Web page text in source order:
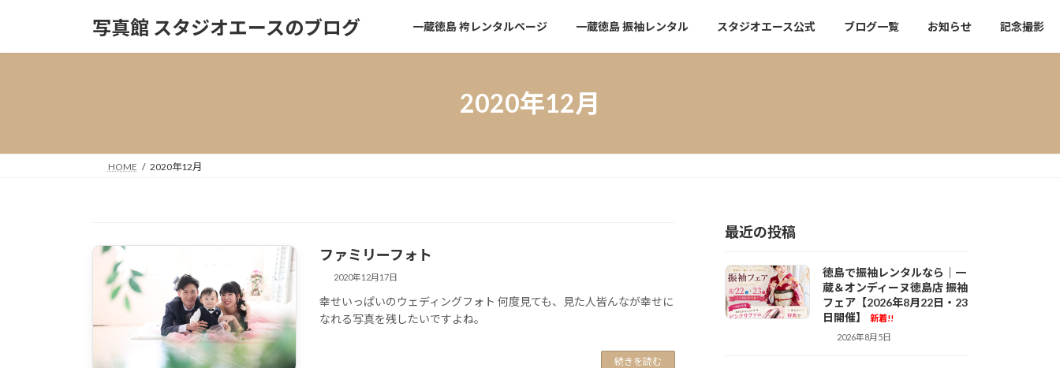
写真館 スタジオエースのブログ 一蔵徳島 袴レンタルページ 一蔵徳島 振袖レンタル スタジオエース公式 ブログ一覧 お知らせ 記念撮影
2020年12月
HOME 2020年12月
ファミリーフォト
2020年12月17日
幸せいっぱいのウェディングフォト 何度見ても、見た人皆んなが幸せに
なれる写真を残したいですよね。
続きを読む
最近の投稿
徳島で振袖レンタルなら｜一
蔵＆オンディーヌ徳島店 振袖
フェア【2026年8月22日・23
日開催】
新着!!
2026年8月5日